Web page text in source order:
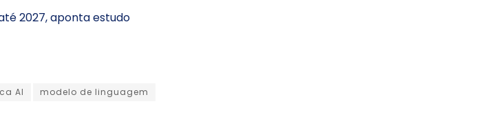
2027, aponta estudo
AI
modelo de linguagem